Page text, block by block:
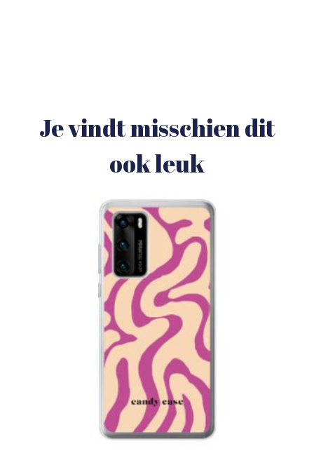
Je vindt misschien dit
ook leuk